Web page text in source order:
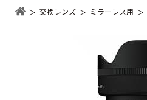
交換レンズ ミラーレス用